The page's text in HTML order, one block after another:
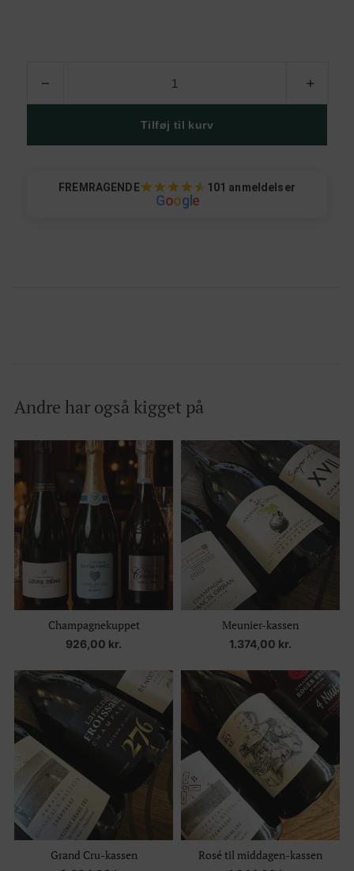
– +
Tilføj til kurv
FREMRAGENDE 101 anmeldelser
Goog e
Andre har også kigget på
Champagnekuppet
926,00 kr.
Meunier-kassen
1.374,00 kr.
Grand Cru-kassen Rosé til middagen-kassen